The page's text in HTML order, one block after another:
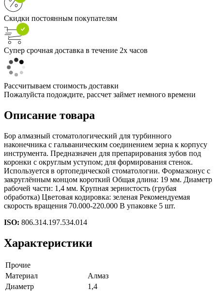
Скидки постоянным покупателям
Супер срочная доставка в течение 2х часов
Рассчитываем стоимость доставки
Пожалуйста подождите, рассчет займет немного времени
Описание товара
Бор алмазный стоматологический для турбинного
наконечника с гальваническим соединением зерна к корпусу
инструмента. Предназначен для препарирования зубов под
коронки с округлым уступом; для формирования стенок.
Используется в ортопедической стоматологии. Форма:конус с
закруглённым концом короткий Общая длина: 19 мм. Диаметр
рабочей части: 1,4 мм. Крупная зернистость (грубая
обработка) Цветовая кодировка: зеленая Рекомендуемая
скорость вращения 70.000-220.000 В упаковке 5 шт.
ISO: 806.314.197.534.014
Характеристики
Прочие
Материал
Алмаз
Диаметр
1,4